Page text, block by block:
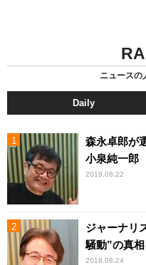
ニュースの
Daily
森永卓郎が
小泉純一郎
2018.08.22
ジャーナリ
騒動”の真
2018.08.24